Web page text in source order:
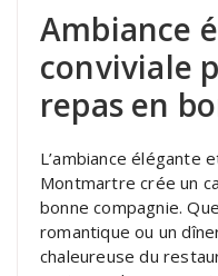
Ambiance
conviviale
repas en
L’ambiance élégante
Montmartre crée un
bonne compagnie.
romantique ou un
chaleureuse du